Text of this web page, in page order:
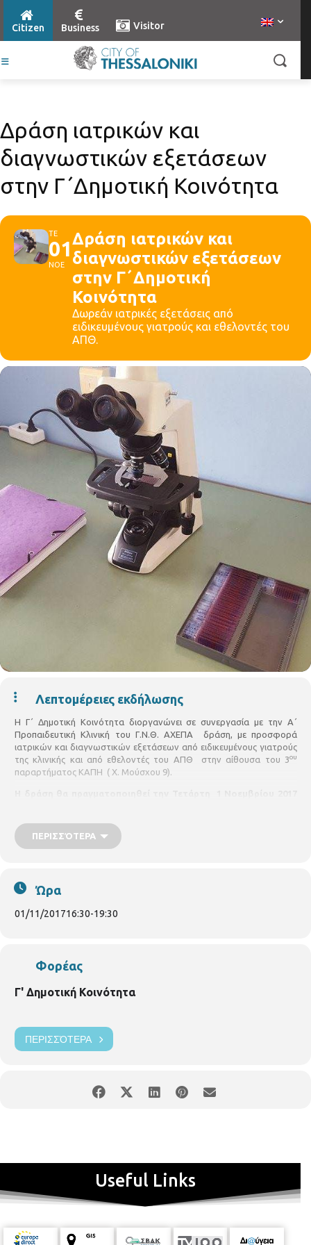
Citizen Business Visitor
Δράση ιατρικών και
διαγνωστικών εξετάσεων
στην Γ΄Δημοτική Κοινότητα
ΤΕ
01
ΝΟΕ
Δράση ιατρικών και
διαγνωστικών εξετάσεων
στην Γ΄Δημοτική
Κοινότητα
Δωρεάν ιατρικές εξετάσεις από
ειδικευμένους γιατρούς και εθελοντές του
ΑΠΘ.
Λεπτομέρειες εκδήλωσης
Η Γ΄ Δημοτική Κοινότητα διοργανώνει σε συνεργασία με την Α΄
Προπαιδευτική Κλινική του Γ.Ν.Θ. ΑΧΕΠΑ δράση, με προσφορά
ιατρικών και διαγνωστικών εξετάσεων από ειδικευμένους γιατρούς
της κλινικής και από εθελοντές του ΑΠΘ στην αίθουσα του 3ου
παραρτήματος ΚΑΠΗ ( Χ. Μούσχου 9).
ΕΙΣΟΔΟΣ ΕΛΕΥΘΕΡΗ
ΠΕΡΙΣΣΌΤΕΡΑ
Ώρα
01/11/201716:30-19:30
Φορέας
Γ' Δημοτική Κοινότητα
ΠΕΡΙΣΣΌΤΕΡΑ
Useful Links